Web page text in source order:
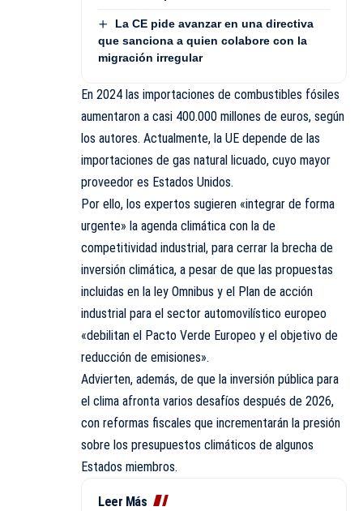
La CE pide avanzar en una directiva
que sanciona a quien colabore con la
migración irregular
En 2024 las importaciones de combustibles fósiles
aumentaron a casi 400.000 millones de euros, según
los autores. Actualmente, la UE depende de las
importaciones de gas natural licuado, cuyo mayor
proveedor es Estados Unidos.
Por ello, los expertos sugieren «integrar de forma
urgente» la agenda climática con la de
competitividad industrial, para cerrar la brecha de
inversión climática, a pesar de que las propuestas
incluidas en la ley Omnibus y el Plan de acción
industrial para el sector automovilístico europeo
«debilitan el Pacto Verde Europeo y el objetivo de
reducción de emisiones».
Advierten, además, de que la inversión pública para
el clima afronta varios desafíos después de 2026,
con reformas fiscales que incrementarán la presión
sobre los presupuestos climáticos de algunos
Estados miembros.
Leer Más